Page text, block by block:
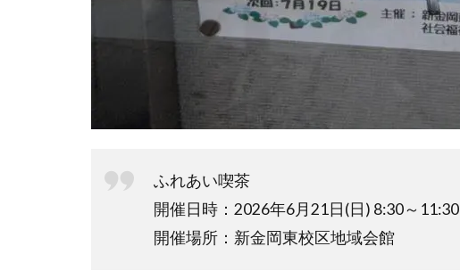
ふれあい喫茶
開催日時：2026年6月21日(日) 8:30～11:30
開催場所：新金岡東校区地域会館